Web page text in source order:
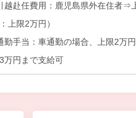
越赴任費用：鹿児島県外在住者⇒
上限2万円）
勤手当：車通勤の場合、上限2万
万円まで支給可